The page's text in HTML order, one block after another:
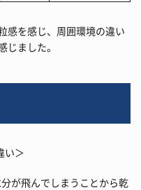
感を感じ、周囲環境の違い
ました。
い＞
が飛んでしまうことから乾